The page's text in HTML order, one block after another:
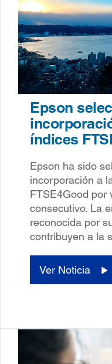
Epson
índices
Epson ha sido
incorporación a
FTSE4Good por
consecutivo. La
reconocida por
contribuyen a la
Ver Noticia